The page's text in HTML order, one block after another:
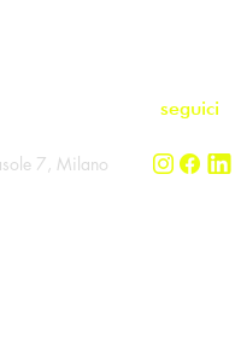
7, Milano
seguici